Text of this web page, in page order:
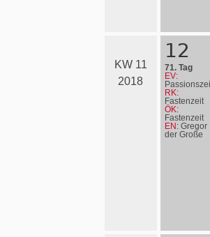
KW 11
2018
12
71. Tag
EV:
RK:
Fastenzeit
ÖK:
Fastenzeit
EN: Gregor
der Große